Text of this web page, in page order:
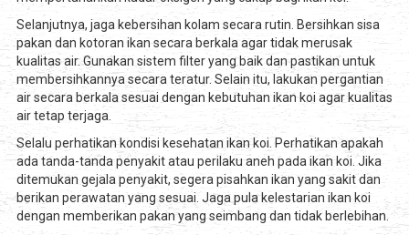
Selanjutnya, jaga kebersihan kolam secara rutin. Bersihkan sisa
pakan dan kotoran ikan secara berkala agar tidak merusak
kualitas air. Gunakan sistem filter yang baik dan pastikan untuk
membersihkannya secara teratur. Selain itu, lakukan pergantian
air secara berkala sesuai dengan kebutuhan ikan koi agar kualitas
air tetap terjaga.
Selalu perhatikan kondisi kesehatan ikan koi. Perhatikan apakah
ada tanda-tanda penyakit atau perilaku aneh pada ikan koi. Jika
ditemukan gejala penyakit, segera pisahkan ikan yang sakit dan
berikan perawatan yang sesuai. Jaga pula kelestarian ikan koi
dengan memberikan pakan yang seimbang dan tidak berlebihan.